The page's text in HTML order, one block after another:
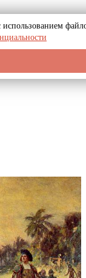
использованием